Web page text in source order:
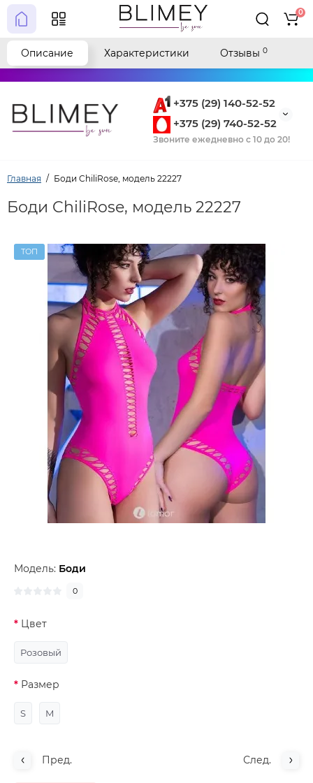
+375 (29) 140-52-52
+375 (29) 740-52-52
Звоните ежедневно с 10 до 20!
0
Главная Боди ChiliRose, модель 22227
Боди ChiliRose, модель 22227
ТОП
Модель: Боди
0
Цвет
Розовый
Размер
S M
Пред. След.
Описание Характеристики Отзывы 0